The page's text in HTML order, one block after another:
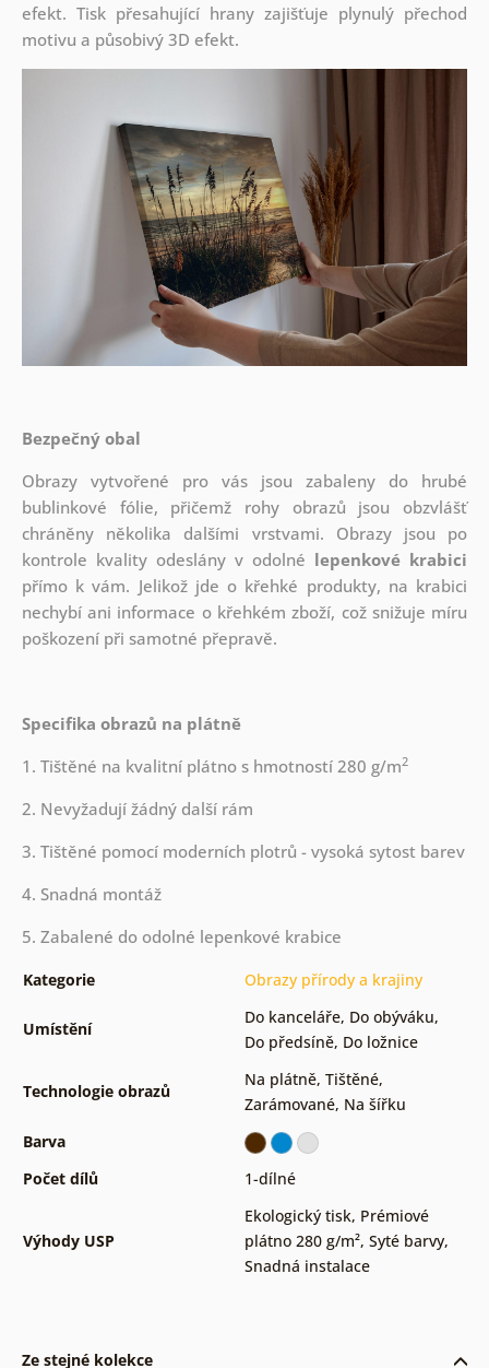
efekt. Tisk přesahující hrany zajišťuje plynulý přechod
motivu a působivý 3D efekt.
Bezpečný obal
Obrazy vytvořené pro vás jsou zabaleny do hrubé
bublinkové fólie, přičemž rohy obrazů jsou obzvlášť
chráněny několika dalšími vrstvami. Obrazy jsou po
kontrole kvality odeslány v odolné lepenkové krabici
přímo k vám. Jelikož jde o křehké produkty, na krabici
nechybí ani informace o křehkém zboží, což snižuje míru
poškození při samotné přepravě.
Specifika obrazů na plátně
1. Tištěné na kvalitní plátno s hmotností 280 g/m2
2. Nevyžadují žádný další rám
3. Tištěné pomocí moderních plotrů - vysoká sytost barev
4. Snadná montáž
5. Zabalené do odolné lepenkové krabice
Kategorie Obrazy přírody a krajiny
Umístění
Do kanceláře, Do obýváku,
Do předsíně, Do ložnice
Technologie obrazů
Na plátně, Tištěné,
Zarámované, Na šířku
Barva
Počet dílů
1-dílné
Výhody USP
Ekologický tisk, Prémiové
plátno 280 g/m², Syté barvy,
Snadná instalace
Ze stejné kolekce